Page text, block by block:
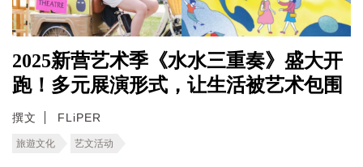
2025新营艺术季《水水三重奏》盛大开
跑！多元展演形式，让生活被艺术包围
撰文 FLiPER
旅遊文化 艺文活动